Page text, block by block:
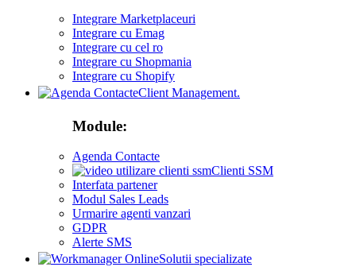
Integrare Marketplaceuri
Integrare cu Emag
Integrare cu cel ro
Integrare cu Shopmania
Integrare cu Shopify
Client Management.
Module:
Agenda Contacte
Clienti SSM
Interfata partener
Modul Sales Leads
Urmarire agenti vanzari
GDPR
Alerte SMS
Solutii specializate